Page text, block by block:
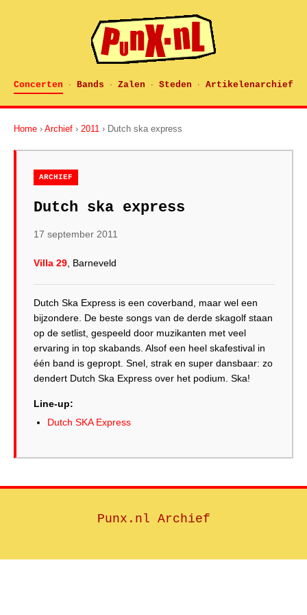
Concerten · Bands · Zalen · Steden · Artikelenarchief
Home › Archief › 2011 › Dutch ska express
ARCHIEF
Dutch ska express
17 september 2011
Villa 29 , Barneveld
Dutch Ska Express is een coverband, maar wel een
bijzondere. De beste songs van de derde skagolf staan
op de setlist, gespeeld door muzikanten met veel
ervaring in top skabands. Alsof een heel skafestival in
één band is gepropt. Snel, strak en super dansbaar: zo
Line-up:
Dutch SKA Express
Punx.nl Archief